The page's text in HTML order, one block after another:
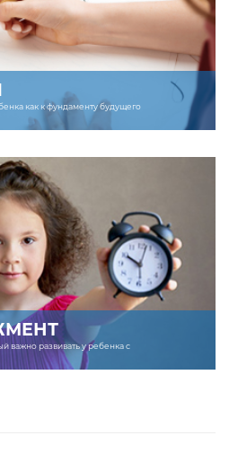
как к фундаменту будущего
важно развивать у ребенка с